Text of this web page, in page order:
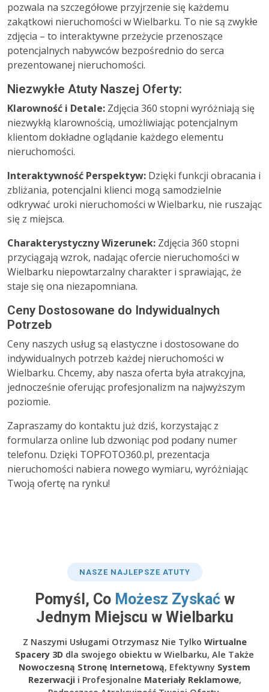
pozwala na szczegółowe przyjrzenie się każdemu
zakątkowi nieruchomości w Wielbarku. To nie są zwykłe
zdjęcia – to interaktywne przeżycie przenoszące
potencjalnych nabywców bezpośrednio do serca
prezentowanej nieruchomości.
Niezwykłe Atuty Naszej Oferty:
Klarowność i Detale: Zdjęcia 360 stopni wyróżniają się
niezwykłą klarownością, umożliwiając potencjalnym
klientom dokładne oglądanie każdego elementu
nieruchomości.
Interaktywność Perspektyw: Dzięki funkcji obracania i
zbliżania, potencjalni klienci mogą samodzielnie
odkrywać uroki nieruchomości w Wielbarku, nie ruszając
się z miejsca.
Charakterystyczny Wizerunek: Zdjęcia 360 stopni
przyciągają wzrok, nadając ofercie nieruchomości w
Wielbarku niepowtarzalny charakter i sprawiając, że
staje się ona niezapomniana.
Ceny Dostosowane do Indywidualnych
Potrzeb
Ceny naszych usług są elastyczne i dostosowane do
indywidualnych potrzeb każdej nieruchomości w
Wielbarku. Chcemy, aby nasza oferta była atrakcyjna,
jednocześnie oferując profesjonalizm na najwyższym
poziomie.
Zapraszamy do kontaktu już dziś, korzystając z
formularza online lub dzwoniąc pod podany numer
telefonu. Dzięki TOPFOTO360.pl, prezentacja
nieruchomości nabiera nowego wymiaru, wyróżniając
Twoją ofertę na rynku!
NASZE NAJLEPSZE ATUTY
Pomyśl, Co Możesz Zyskaćw
Jednym Miejscu w Wielbarku
Z Naszymi Usługami Otrzymasz Nie Tylko Wirtualne
Spacery 3D dla swojego obiektu w Wielbarku, Ale Także
Nowoczesną Stronę Internetową, Efektywny System
Rezerwacjii Profesjonalne Materiały Reklamowe,